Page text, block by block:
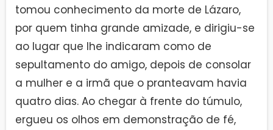
tomou conhecimento da morte de Lázaro,
por quem tinha grande amizade, e dirigiu-se
ao lugar que lhe indicaram como de
sepultamento do amigo, depois de consolar
a mulher e a irmã que o pranteavam havia
quatro dias. Ao chegar à frente do túmulo,
ergueu os olhos em demonstração de fé,